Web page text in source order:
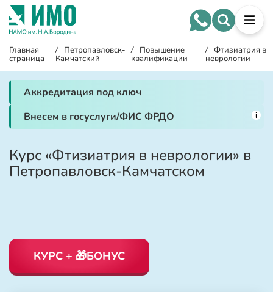
Главная
страница
/ Петропавловск-
Камчатский
/ Повышение
квалификации
/ Фтизиатрия в
неврологии
Аккредитация под ключ
Внесем в госуслуги/ФИС ФРДО
i
Курс «Фтизиатрия в неврологии» в
Петропавловск-Камчатском
КУРС + 🎁БОНУС